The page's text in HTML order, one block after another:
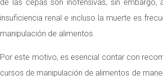
de las cepas son inofensivas, sin
insuficiencia renal e incluso la muerte es
manipulación de alimentos.
Por este motivo, es esencial contar con
cursos de manipulación de alimentos de